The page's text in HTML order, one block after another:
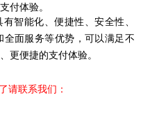
付体验。
智能化、便捷性、安全性、
面服务等优势，可以满足不
更便捷的支付体验。
请联系我们：